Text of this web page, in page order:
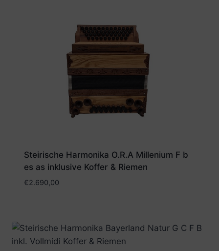
Steirische Harmonika O.R.A Millenium F b
es as inklusive Koffer & Riemen
€2.690,00